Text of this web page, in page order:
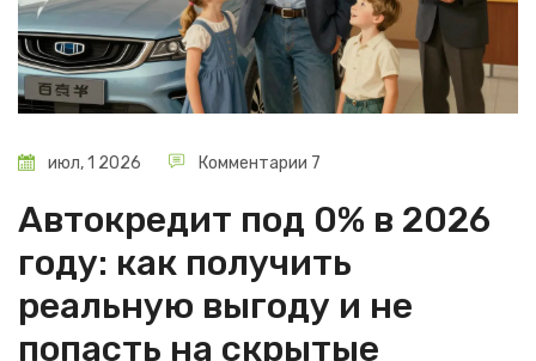
июл, 1 2026 Комментарии 7
Автокредит под 0% в 2026
году: как получить
реальную выгоду и не
попасть на скрытые